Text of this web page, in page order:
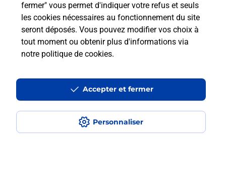
fermer" vous permet d'indiquer votre refus et seuls
les cookies nécessaires au fonctionnement du site
seront déposés. Vous pouvez modifier vos choix à
tout moment ou obtenir plus d'informations via
notre politique de cookies.
Personnaliser
Accepter et fermer
Comment retourner un colis acheté
en ligne depuis votre boîte aux lettres
Comment envoyer un colis ou faire un
retour chez un e-commerçant sans se
déplacer ?
Envoyer un petit colis au meilleur